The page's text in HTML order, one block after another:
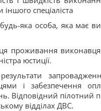
спеціаліста
яка особа, яка має
проживання
юстиції.
і забезпечення
Відповідний пілотний
відділах ДВС.